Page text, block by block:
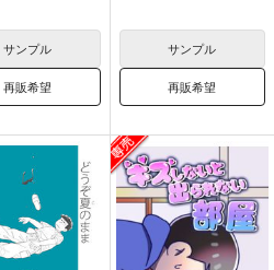
サンプル
再販希望
サンプル
再販希望